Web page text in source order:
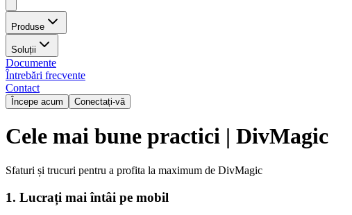
Produse
Soluții
Documente
Întrebări frecvente
Contact
Începe acum Conectați-vă
Cele mai bune practici | DivMagic
Sfaturi și trucuri pentru a profita la maximum de DivMagic
1. Lucrați mai întâi pe mobil